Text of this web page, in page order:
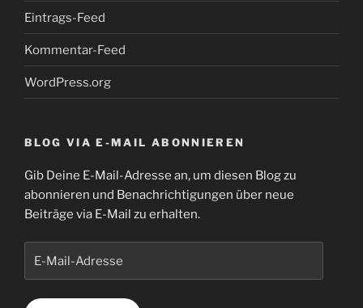
Eintrags-Feed
Kommentar-Feed
WordPress.org
BLOG VIA E-MAIL ABONNIEREN
Gib Deine E-Mail-Adresse an, um diesen Blog zu
abonnieren und Benachrichtigungen über neue
Beiträge via E-Mail zu erhalten.
Mail-